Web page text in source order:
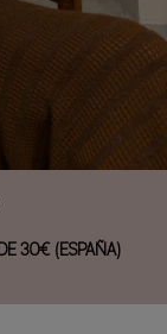
30€ (ESPAÑA)